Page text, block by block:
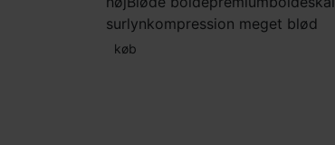
surlynkompression meget blød
køb